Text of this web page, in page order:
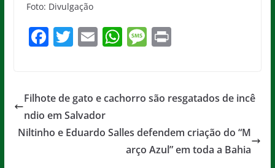
Foto: Divulgação
F
e
b
o
T
er
E
l
W
s
p
p
M
a
e
Pr
Filhote de gato e cachorro são resgatados de incê
ndio em Salvador
Niltinho e Eduardo Salles defendem criação do “M
arço Azul” em toda a Bahia